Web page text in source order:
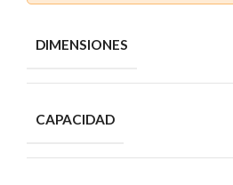
DIMENSIONES
CAPACIDAD